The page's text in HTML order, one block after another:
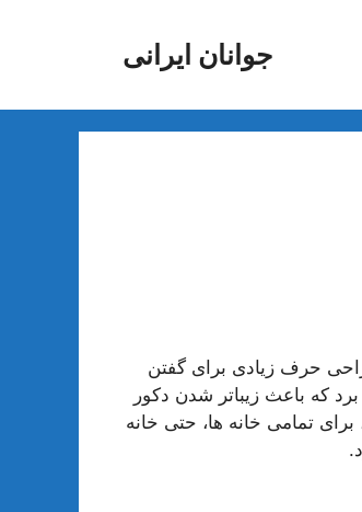
جوانان ایرانی
حرف زیادی برای گفتن
می برد که باعث زیباتر شدن دکور
آن می شود. علاوه بر این به دلیل اندازه ۵۰ اینچی، برای تمامی خانه ها، حتی خانه